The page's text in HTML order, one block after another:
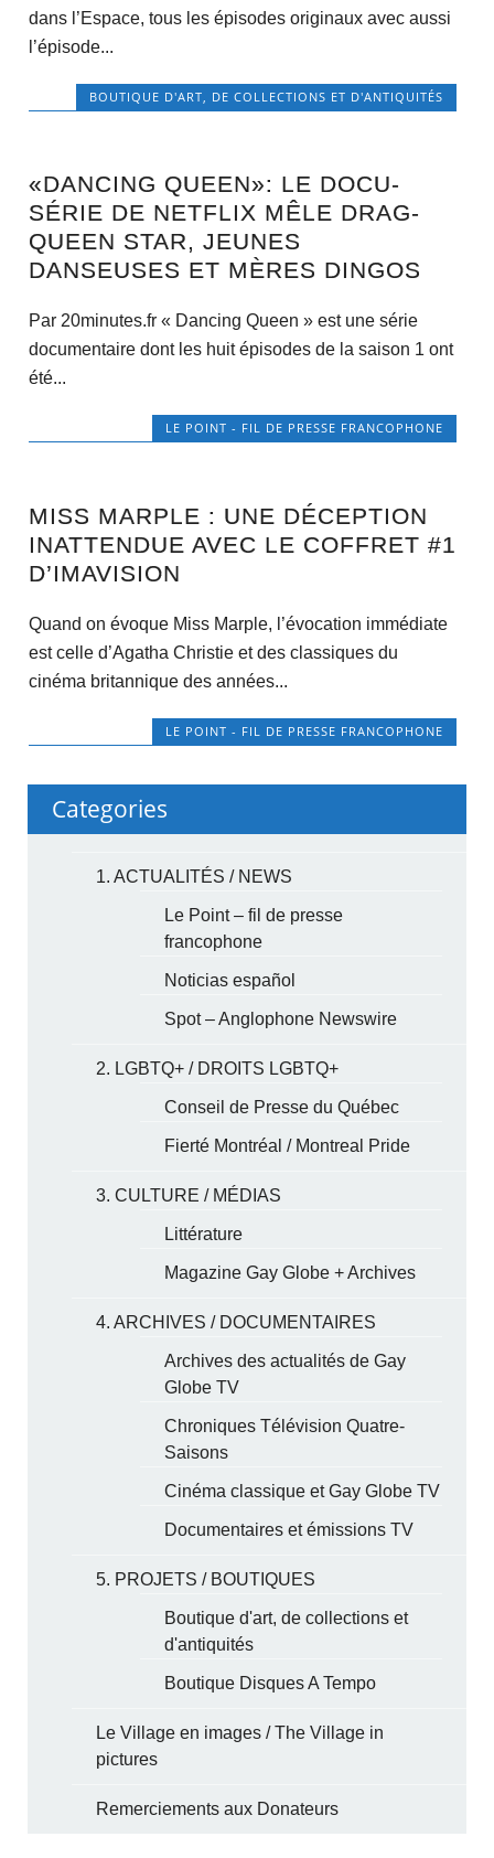
dans l’Espace, tous les épisodes originaux avec aussi
l’épisode...
BOUTIQUE D'ART, DE COLLECTIONS ET D'ANTIQUITÉS
«DANCING QUEEN»: LE DOCU-
SÉRIE DE NETFLIX MÊLE DRAG-
QUEEN STAR, JEUNES
DANSEUSES ET MÈRES DINGOS
Par 20minutes.fr « Dancing Queen » est une série
documentaire dont les huit épisodes de la saison 1 ont
été...
LE POINT - FIL DE PRESSE FRANCOPHONE
MISS MARPLE : UNE DÉCEPTION
INATTENDUE AVEC LE COFFRET #1
D’IMAVISION
Quand on évoque Miss Marple, l’évocation immédiate
est celle d’Agatha Christie et des classiques du
cinéma britannique des années...
LE POINT - FIL DE PRESSE FRANCOPHONE
Categories
1. ACTUALITÉS / NEWS
Le Point – fil de presse
francophone
Noticias español
Spot – Anglophone Newswire
2. LGBTQ+ / DROITS LGBTQ+
Conseil de Presse du Québec
Fierté Montréal / Montreal Pride
3. CULTURE / MÉDIAS
Littérature
Magazine Gay Globe + Archives
4. ARCHIVES / DOCUMENTAIRES
Archives des actualités de Gay
Globe TV
Chroniques Télévision Quatre-
Saisons
Cinéma classique et Gay Globe TV
Documentaires et émissions TV
5. PROJETS / BOUTIQUES
Boutique d'art, de collections et
d'antiquités
Boutique Disques A Tempo
Le Village en images / The Village in
pictures
Remerciements aux Donateurs